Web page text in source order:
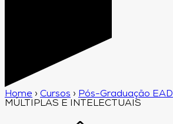
Home › Cursos › Pós-Graduação EAD
MÚLTIPLAS E INTELECTUAIS